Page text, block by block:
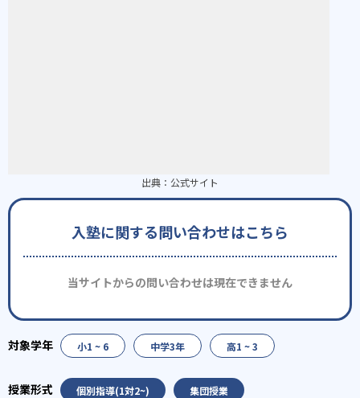
出典： 公式サイト
入塾に関する問い合わせはこちら
当サイトからの問い合わせは現在できません
小1 ~ 6 中学3年 高1 ~ 3
個別指導(1対2~) 集団授業